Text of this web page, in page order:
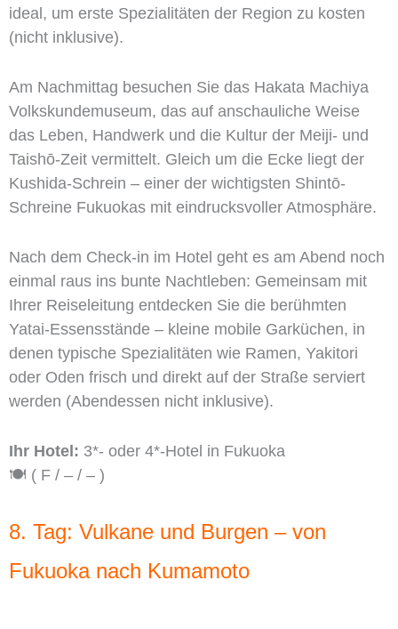
ideal, um erste Spezialitäten der Region zu kosten
(nicht inklusive).
Am Nachmittag besuchen Sie das Hakata Machiya
Volkskundemuseum, das auf anschauliche Weise
das Leben, Handwerk und die Kultur der Meiji- und
Taishō-Zeit vermittelt. Gleich um die Ecke liegt der
Kushida-Schrein – einer der wichtigsten Shintō-
Schreine Fukuokas mit eindrucksvoller Atmosphäre.
Nach dem Check-in im Hotel geht es am Abend noch
einmal raus ins bunte Nachtleben: Gemeinsam mit
Ihrer Reiseleitung entdecken Sie die berühmten
Yatai-Essensstände – kleine mobile Garküchen, in
denen typische Spezialitäten wie Ramen, Yakitori
oder Oden frisch und direkt auf der Straße serviert
werden (Abendessen nicht inklusive).
Ihr Hotel: 3*- oder 4*-Hotel in Fukuoka
🍽️ ( F / – / – )
8. Tag: Vulkane und Burgen – von
Fukuoka nach Kumamoto